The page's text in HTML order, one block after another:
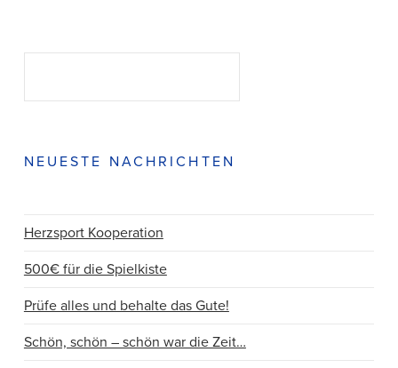
NEUESTE NACHRICHTEN
Herzsport Kooperation
500€ für die Spielkiste
Prüfe alles und behalte das Gute!
Schön, schön – schön war die Zeit…